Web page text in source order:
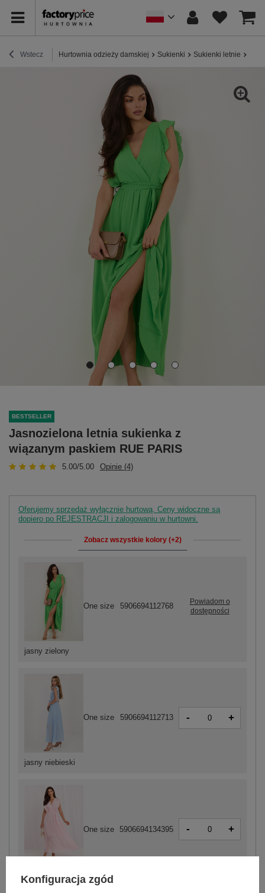
Wstecz Hurtownia odzieży damskiej Sukienki Sukienki letnie
BESTSELLER
Jasnozielona letnia sukienka z
wiązanym paskiem RUE PARIS
5.00/5.00 Opinie (4)
Oferujemy sprzedaż wyłącznie hurtową. Ceny widoczne są
dopiero po REJESTRACJI i zalogowaniu w hurtowni.
Zobacz wszystkie kolory (+2)
jasny niebieski
One size 5906694112713 - +
jasny różowy
One size 5906694134395 - +
jasny zielony
One size 5906694112768
Powiadom o
dostępności
Konfiguracja zgód